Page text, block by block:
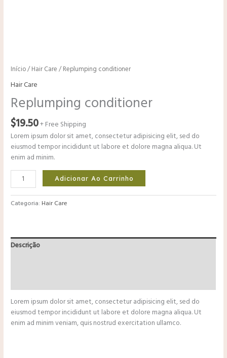
Início/Hair Care / Replumping conditioner
Hair Care
Replumping conditioner
$19.50+ Free Shipping
Lorem ipsum dolor sit amet, consectetur adipisicing elit, sed do
eiusmod tempor incididunt ut labore et dolore magna aliqua. Ut
enim ad minim.
Adicionar Ao Carrinho
Categoria: Hair Care
Descrição
Lorem ipsum dolor sit amet, consectetur adipisicing elit, sed do
eiusmod tempor incididunt ut labore et dolore magna aliqua. Ut
enim ad minim veniam, quis nostrud exercitation ullamco.